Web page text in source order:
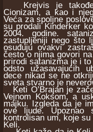
Krejvis je takođe
Cionizam, a kao i
Veća za spoljne
su prodali Kinderker
2004. godine.
zastupljeniji nego što
osuđuju ovakvi
često o njima govori
prirodi satanizma je i
odsto užasavajućih
dece nikad se ne
sveta stvarno je
Keti O’Brajan je
Vejnom Koksom, a
majku. Izgleda da je
ove ljude.
kontrolisan um, koje
Keli.